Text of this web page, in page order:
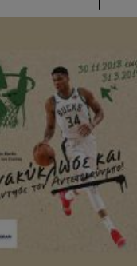
επιτρέπετε μόνο
στην
σκοπούς.
για την περίοδο
σας να
στιγμή με ισχύ
πολιτική απορρήτου
της εταιρείας μας